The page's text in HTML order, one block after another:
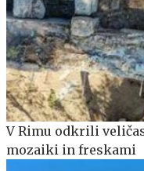
V Rimu odkrili
mozaiki in freskami